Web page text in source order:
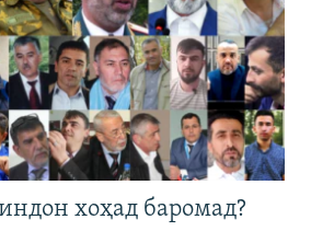
хоҳад баромад?